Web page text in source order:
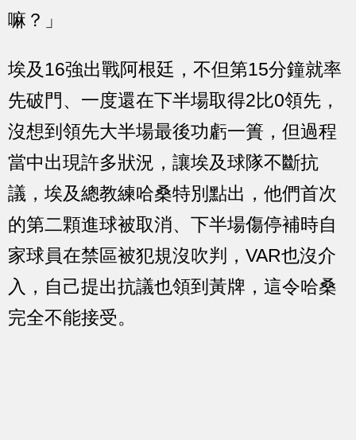
嘛？」
埃及16強出戰阿根廷，不但第15分鐘就率
先破門、一度還在下半場取得2比0領先，
沒想到領先大半場最後功虧一簣，但過程
當中出現許多狀況，讓埃及球隊不斷抗
議，埃及總教練哈桑特別點出，他們首次
的第二顆進球被取消、下半場傷停補時自
家球員在禁區被犯規沒吹判，VAR也沒介
入，自己提出抗議也領到黃牌，這令哈桑
完全不能接受。